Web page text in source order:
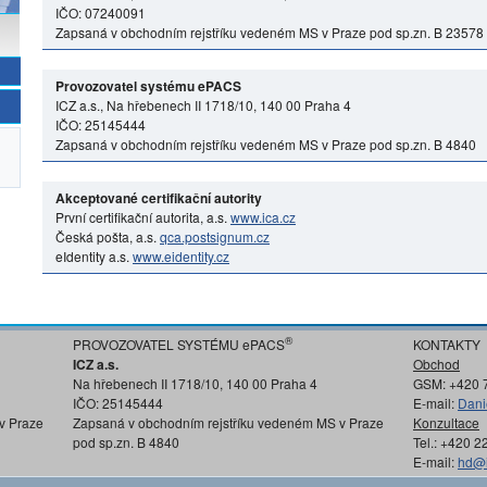
IČO: 07240091
Zapsaná v obchodním rejstříku vedeném MS v Praze pod sp.zn. B 23578
Provozovatel systému ePACS
ICZ a.s., Na hřebenech II 1718/10, 140 00 Praha 4
IČO: 25145444
Zapsaná v obchodním rejstříku vedeném MS v Praze pod sp.zn. B 4840
Akceptované certifikační autority
První certifikační autorita, a.s. www.ica.cz
Česká pošta, a.s. qca.postsignum.cz
eIdentity a.s. www.eidentity.cz
Praze
PROVOZOVATEL SYSTÉMU ePACS®
ICZ a.s.
Na hřebenech II 1718/10, 140 00 Praha 4
IČO: 25145444
Zapsaná v obchodním rejstříku vedeném MS v Praze
pod sp.zn. B 4840
KONTAKTY
Obchod
GSM: +420
E-mail:
Konzultace
Tel.: +420
E-mail: